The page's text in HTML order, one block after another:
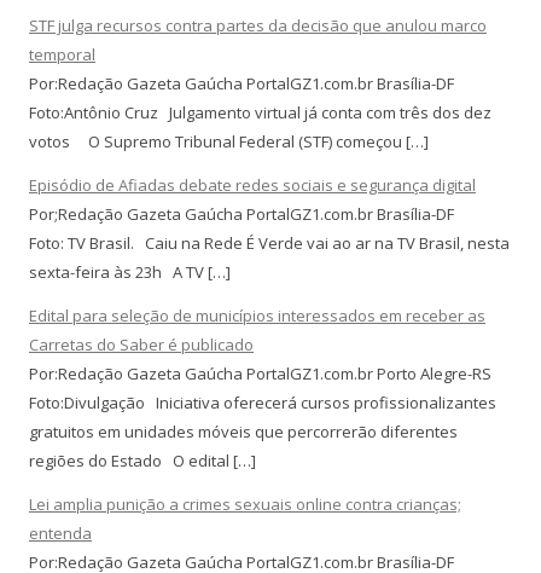
STF julga recursos contra partes da decisão que anulou marco
temporal
Por:Redação Gazeta Gaúcha PortalGZ1.com.br Brasília-DF
Foto:Antônio Cruz Julgamento virtual já conta com três dos dez
votos O Supremo Tribunal Federal (STF) começou […]
Episódio de Afiadas debate redes sociais e segurança digital
Por;Redação Gazeta Gaúcha PortalGZ1.com.br Brasília-DF
Foto: TV Brasil. Caiu na Rede É Verde vai ao ar na TV Brasil, nesta
sexta-feira às 23h A TV […]
Edital para seleção de municípios interessados em receber as
Carretas do Saber é publicado
Por:Redação Gazeta Gaúcha PortalGZ1.com.br Porto Alegre-RS
Foto:Divulgação Iniciativa oferecerá cursos profissionalizantes
gratuitos em unidades móveis que percorrerão diferentes
regiões do Estado O edital […]
Lei amplia punição a crimes sexuais online contra crianças;
entenda
Por:Redação Gazeta Gaúcha PortalGZ1.com.br Brasília-DF